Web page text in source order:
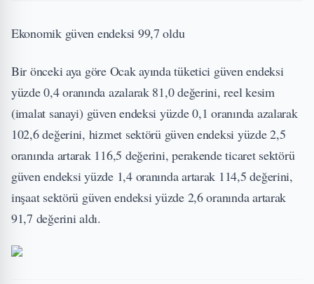
Ekonomik güven endeksi 99,7 oldu
Bir önceki aya göre Ocak ayında tüketici güven endeksi
yüzde 0,4 oranında azalarak 81,0 değerini, reel kesim
(imalat sanayi) güven endeksi yüzde 0,1 oranında azalarak
102,6 değerini, hizmet sektörü güven endeksi yüzde 2,5
oranında artarak 116,5 değerini, perakende ticaret sektörü
güven endeksi yüzde 1,4 oranında artarak 114,5 değerini,
inşaat sektörü güven endeksi yüzde 2,6 oranında artarak
91,7 değerini aldı.